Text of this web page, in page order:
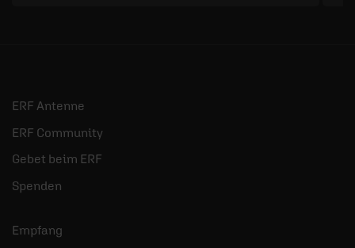
ERF Antenne
ERF Community
Gebet beim ERF
Spenden
Empfang